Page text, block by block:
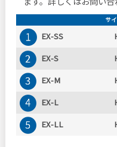
サ
EX-SS
EX-S
EX-M
EX-L
EX-LL